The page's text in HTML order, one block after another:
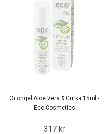
Ögongel Aloe Vera & Gurka 15ml -
Eco Cosmetics
317 kr